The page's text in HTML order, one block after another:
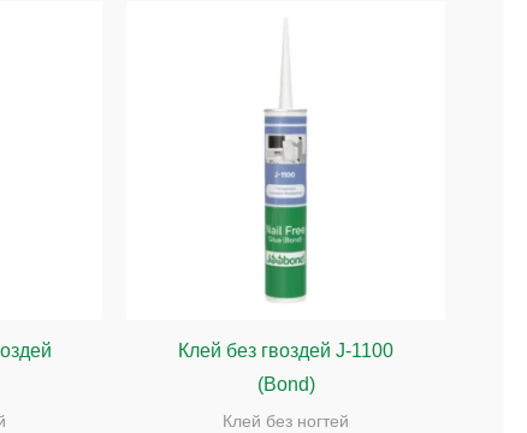
Клей без гвоздей J-1100
(Bond)
Клей без ногтей